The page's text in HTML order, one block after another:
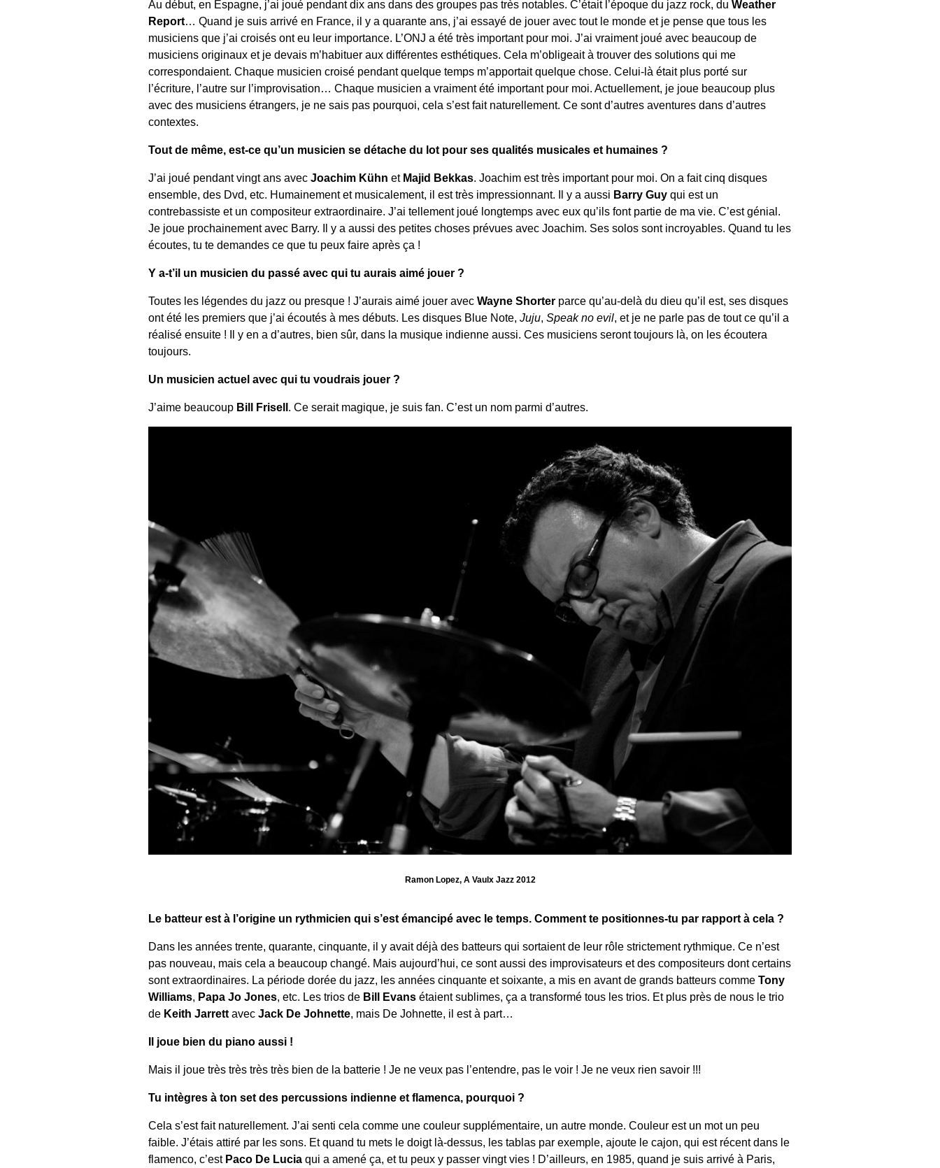
Au début, en Espagne, j’ai joué pendant dix ans dans des groupes pas très notables. C’était l’époque du jazz rock, du Weather
Report… Quand je suis arrivé en France, il y a quarante ans, j’ai essayé de jouer avec tout le monde et je pense que tous les
musiciens que j’ai croisés ont eu leur importance. L’ONJ a été très important pour moi. J’ai vraiment joué avec beaucoup de
musiciens originaux et je devais m’habituer aux différentes esthétiques. Cela m’obligeait à trouver des solutions qui me
correspondaient. Chaque musicien croisé pendant quelque temps m’apportait quelque chose. Celui-là était plus porté sur
l’écriture, l’autre sur l’improvisation… Chaque musicien a vraiment été important pour moi. Actuellement, je joue beaucoup plus
avec des musiciens étrangers, je ne sais pas pourquoi, cela s’est fait naturellement. Ce sont d’autres aventures dans d’autres
contextes.
Tout de même, est-ce qu’un musicien se détache du lot pour ses qualités musicales et humaines ?
J’ai joué pendant vingt ans avec Joachim Kühn et Majid Bekkas. Joachim est très important pour moi. On a fait cinq disques
ensemble, des Dvd, etc. Humainement et musicalement, il est très impressionnant. Il y a aussi Barry Guy qui est un
contrebassiste et un compositeur extraordinaire. J’ai tellement joué longtemps avec eux qu’ils font partie de ma vie. C’est génial.
Je joue prochainement avec Barry. Il y a aussi des petites choses prévues avec Joachim. Ses solos sont incroyables. Quand tu les
écoutes, tu te demandes ce que tu peux faire après ça !
Y a-t’il un musicien du passé avec qui tu aurais aimé jouer ?
Toutes les légendes du jazz ou presque ! J’aurais aimé jouer avec Wayne Shorter parce qu’au-delà du dieu qu’il est, ses disques
ont été les premiers que j’ai écoutés à mes débuts. Les disques Blue Note, Juju, Speak no evil, et je ne parle pas de tout ce qu’il a
réalisé ensuite ! Il y en a d’autres, bien sûr, dans la musique indienne aussi. Ces musiciens seront toujours là, on les écoutera
toujours.
Un musicien actuel avec qui tu voudrais jouer ?
J’aime beaucoup Bill Frisell. Ce serait magique, je suis fan. C’est un nom parmi d’autres.
Ramon Lopez, A Vaulx Jazz 2012
Le batteur est à l’origine un rythmicien qui s’est émancipé avec le temps. Comment te positionnes-tu par rapport à cela ?
Dans les années trente, quarante, cinquante, il y avait déjà des batteurs qui sortaient de leur rôle strictement rythmique. Ce n’est
pas nouveau, mais cela a beaucoup changé. Mais aujourd’hui, ce sont aussi des improvisateurs et des compositeurs dont certains
sont extraordinaires. La période dorée du jazz, les années cinquante et soixante, a mis en avant de grands batteurs comme Tony
Williams, Papa Jo Jones, etc. Les trios de Bill Evans étaient sublimes, ça a transformé tous les trios. Et plus près de nous le trio
de Keith Jarrett avec Jack De Johnette, mais De Johnette, il est à part…
Il joue bien du piano aussi !
Mais il joue très très très très bien de la batterie ! Je ne veux pas l’entendre, pas le voir ! Je ne veux rien savoir !!!
Tu intègres à ton set des percussions indienne et flamenca, pourquoi ?
Cela s’est fait naturellement. J’ai senti cela comme une couleur supplémentaire, un autre monde. Couleur est un mot un peu
faible. J’étais attiré par les sons. Et quand tu mets le doigt là-dessus, les tablas par exemple, ajoute le cajon, qui est récent dans le
flamenco, c’est Paco De Lucia qui a amené ça, et tu peux y passer vingt vies ! D’ailleurs, en 1985, quand je suis arrivé à Paris,